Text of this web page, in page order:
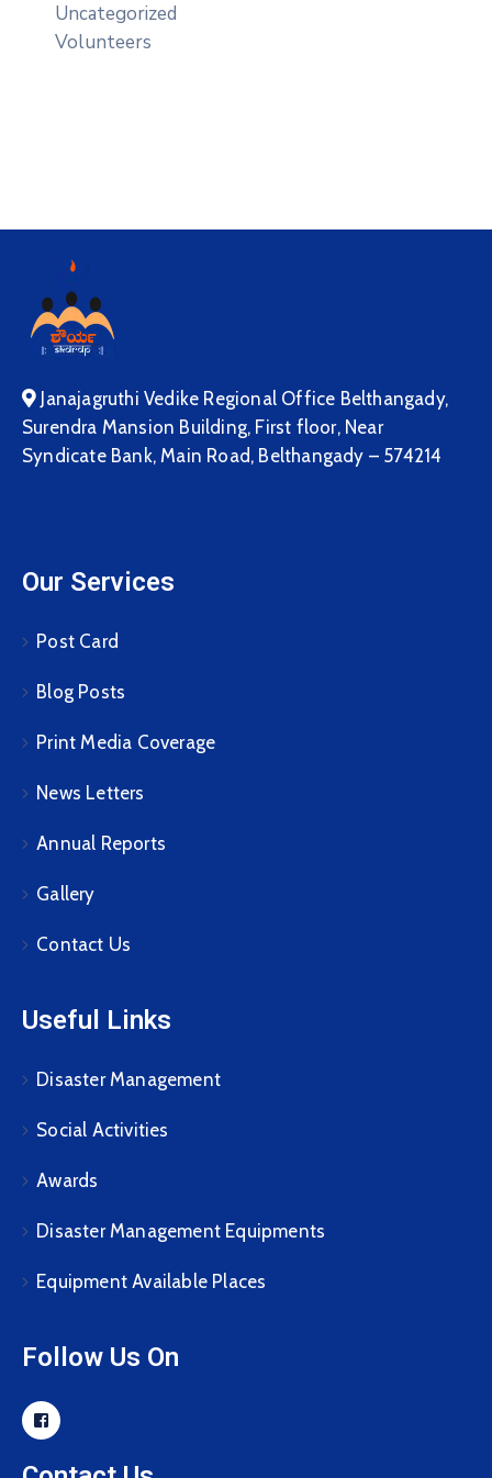
Uncategorized
Volunteers
Janajagruthi Vedike Regional Office Belthangady,
Surendra Mansion Building, First floor, Near
Syndicate Bank, Main Road, Belthangady – 574214
Our Services
Post Card
Blog Posts
Print Media Coverage
News Letters
Annual Reports
Gallery
Contact Us
Useful Links
Disaster Management
Social Activities
Awards
Disaster Management Equipments
Equipment Available Places
Follow Us On